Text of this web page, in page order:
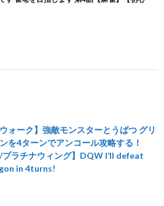
ウォーク】強敵モンスターとうばつ グリ
を4ターンでアンコール攻略する！
/プラチナウィング】DQW I’ll defeat
in 4turns!